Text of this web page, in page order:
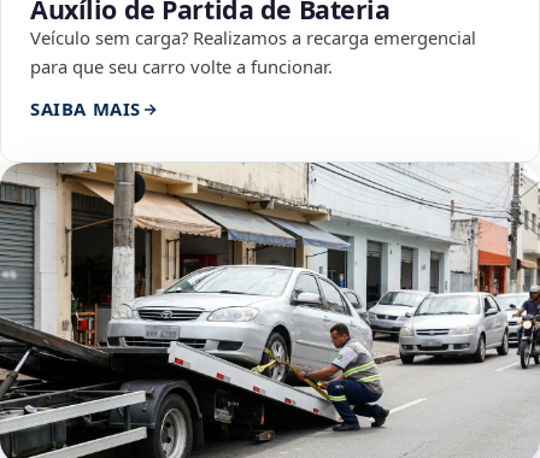
Auxílio de Partida de Bateria
Veículo sem carga? Realizamos a recarga emergencial
para que seu carro volte a funcionar.
SAIBA MAIS